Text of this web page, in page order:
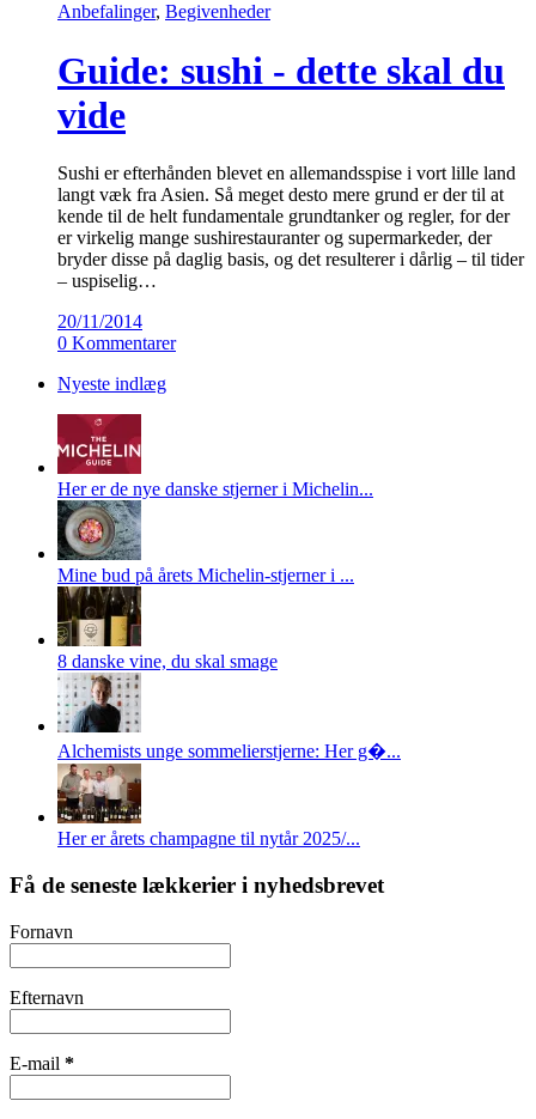
Anbefalinger, Begivenheder
Guide: sushi - dette skal du
vide
Sushi er efterhånden blevet en allemandsspise i vort lille land
langt væk fra Asien. Så meget desto mere grund er der til at
kende til de helt fundamentale grundtanker og regler, for der
er virkelig mange sushirestauranter og supermarkeder, der
bryder disse på daglig basis, og det resulterer i dårlig – til tider
– uspiselig…
20/11/2014
0 Kommentarer
Nyeste indlæg
Her er de nye danske stjerner i Michelin...
Mine bud på årets Michelin-stjerner i ...
8 danske vine, du skal smage
Alchemists unge sommelierstjerne: Her g�...
Her er årets champagne til nytår 2025/...
Få de seneste lækkerier i nyhedsbrevet
Fornavn
Efternavn
E-mail *